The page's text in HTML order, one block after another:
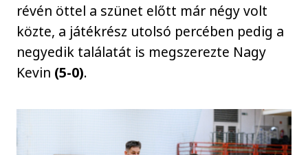
révén öttel a szünet előtt már négy volt
közte, a játékrész utolsó percében pedig a
negyedik találatát is megszerezte Nagy
Kevin (5-0).